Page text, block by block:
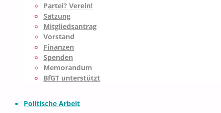
Partei? Verein!
Satzung
Mitgliedsantrag
Vorstand
Finanzen
Spenden
Memorandum
BfGT unterstützt
Politische Arbeit